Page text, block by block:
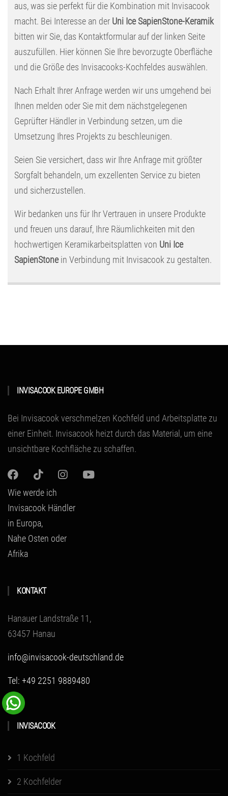
aus, was sie perfekt für die Kombination mit Invisacook
macht. Bei Interesse an der Uni Ice SapienStone-Keramik
bitten wir Sie, das Kontaktformular auf der linken Seite
auszufüllen. Hier können Sie Ihre bevorzugte Oberfläche
und die Größe des Invisacooks-Kochfeldes auswählen.
Nach Erhalt Ihrer Anfrage werden wir uns umgehend bei
Ihnen melden oder Sie mit dem nächstgelegenen
Geprüfter Händler in Verbindung setzen, um die
Umsetzung Ihres Projekts zu beschleunigen.
Seien Sie versichert, dass wir Ihre Anfrage mit größter
Sorgfalt behandeln, um exzellenten Service zu bieten
und sicherzustellen.
Wir bedanken uns für Ihr Vertrauen in unsere Produkte
und freuen uns darauf, Ihre Räumlichkeiten mit den
hochwertigen Keramikarbeitsplatten von Uni Ice
SapienStonein Verbindung mit Invisacook zu gestalten.
INVISACOOK EUROPE GMBH
Bei Invisacook verschmelzen Kochfeld und Arbeitsplatte zu
einer Einheit. Invisacook heizt durch das Material , um eine
unsichtbare Kochfläche zu schaffen.
Wie werde ich
Invisacook Händler
in Europa,
Nahe Osten oder
Afrika
KONTAKT
Hanauer Landstraße 11,
63457 Hanau
info@invisacook-deutschland.de
Tel: +49 2251 9889480
INVISACOOK
1 Kochfeld
2 Kochfelder